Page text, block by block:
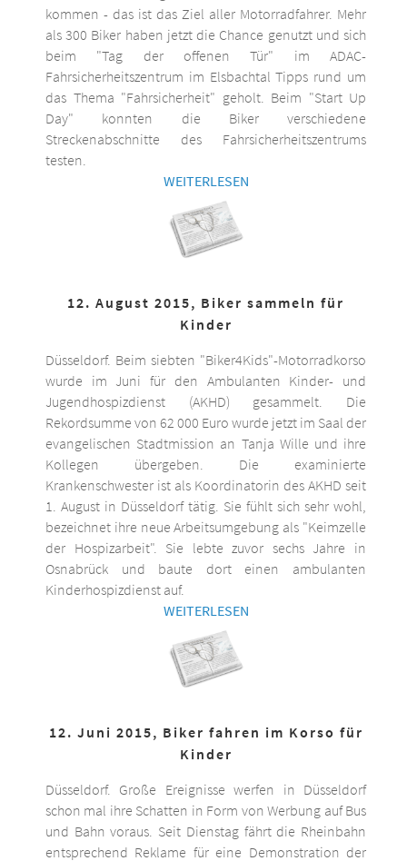
kommen - das ist das Ziel aller Motorradfahrer. Mehr
als 300 Biker haben jetzt die Chance genutzt und sich
beim "Tag der offenen Tür" im ADAC-
Fahrsicherheitszentrum im Elsbachtal Tipps rund um
das Thema "Fahrsicherheit" geholt. Beim "Start Up
Day" konnten die Biker verschiedene
Streckenabschnitte des Fahrsicherheitszentrums
testen.
WEITERLESEN
12. August 2015, Biker sammeln für
Kinder
Düsseldorf. Beim siebten "Biker4Kids"-Motorradkorso
wurde im Juni für den Ambulanten Kinder- und
Jugendhospizdienst (AKHD) gesammelt. Die
Rekordsumme von 62 000 Euro wurde jetzt im Saal der
evangelischen Stadtmission an Tanja Wille und ihre
Kollegen übergeben. Die examinierte
Krankenschwester ist als Koordinatorin des AKHD seit
1. August in Düsseldorf tätig. Sie fühlt sich sehr wohl,
bezeichnet ihre neue Arbeitsumgebung als "Keimzelle
der Hospizarbeit". Sie lebte zuvor sechs Jahre in
Osnabrück und baute dort einen ambulanten
Kinderhospizdienst auf.
WEITERLESEN
12. Juni 2015, Biker fahren im Korso für
Kinder
Düsseldorf. Große Ereignisse werfen in Düsseldorf
schon mal ihre Schatten in Form von Werbung auf Bus
und Bahn voraus. Seit Dienstag fährt die Rheinbahn
entsprechend Reklame für eine Demonstration der